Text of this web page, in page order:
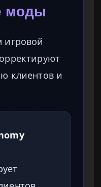
моды
игровой
клиентов и